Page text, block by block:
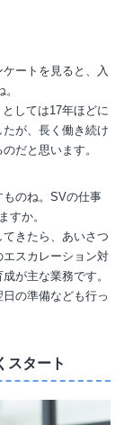
ートを見ると、入
しては17年ほどに
が、長く働き続け
だと思います。
ものね。SVの仕事
すか。
きたら、あいさつ
スカレーション対
が主な業務です。
の準備なども行っ
スタート